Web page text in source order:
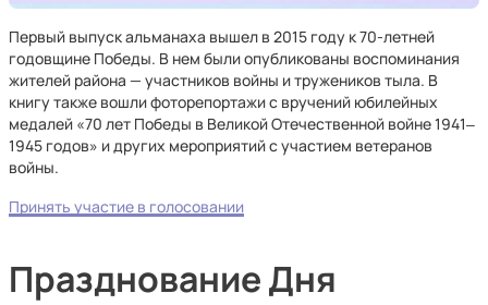
Первый выпуск альманаха вышел в 2015 году к 70-летней
годовщине Победы. В нем были опубликованы воспоминания
жителей района — участников войны и тружеников тыла. В
книгу также вошли фоторепортажи с вручений юбилейных
медалей «70 лет Победы в Великой Отечественной войне 1941‒
1945 годов» и других мероприятий с участием ветеранов
войны.
Принять участие в голосовании
Празднование Дня